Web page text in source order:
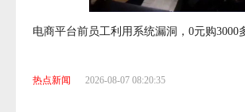
电商平台前员工利用系统漏洞，0元购3000
热点新闻 2026-08-07 08:20:35